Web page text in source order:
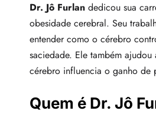
Dr. Jô Furlan dedicou sua
obesidade cerebral. Seu
entender como o cérebro
saciedade. Ele também
cérebro influencia o ganho de
Quem é Dr. Jô